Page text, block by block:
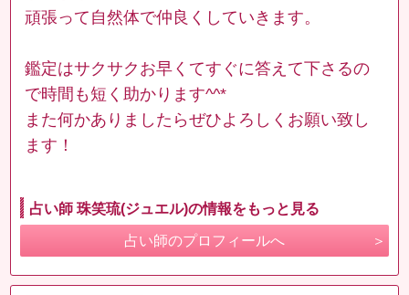
頑張って自然体で仲良くしていきます。
鑑定はサクサクお早くてすぐに答えて下さるの
で時間も短く助かります^^*
また何かありましたらぜひよろしくお願い致し
ます！
占い師 珠笑琉(ジュエル)の情報をもっと見る
占い師のプロフィールへ